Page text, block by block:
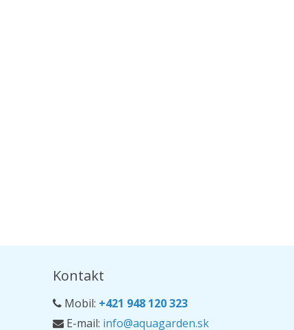
Kontakt
Mobil: +421 948 120 323
E-mail: info@aquagarden.sk